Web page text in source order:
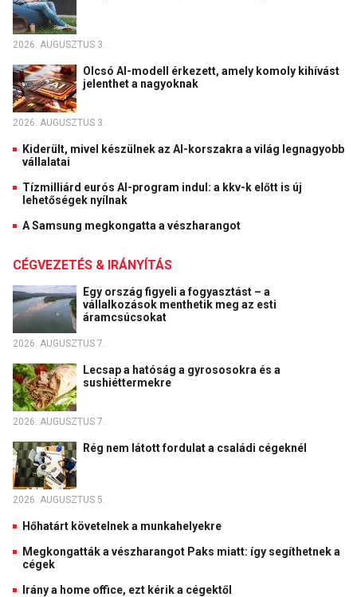
2026. AUGUSZTUS 3.
Olcsó AI-modell érkezett, amely komoly kihívást
jelenthet a nagyoknak
2026. AUGUSZTUS 3.
Kiderült, mivel készülnek az AI-korszakra a világ legnagyobb
vállalatai
Tízmilliárd eurós AI-program indul: a kkv-k előtt is új
lehetőségek nyílnak
A Samsung megkongatta a vészharangot
CÉGVEZETÉS & IRÁNYÍTÁS
Egy ország figyeli a fogyasztást – a
vállalkozások menthetik meg az esti
áramcsúcsokat
2026. AUGUSZTUS 7.
Lecsap a hatóság a gyrososokra és a
sushiéttermekre
2026. AUGUSZTUS 7.
Rég nem látott fordulat a családi cégeknél
2026. AUGUSZTUS 5.
Hőhatárt követelnek a munkahelyekre
Megkongatták a vészharangot Paks miatt: így segíthetnek a
cégek
Irány a home office, ezt kérik a cégektől